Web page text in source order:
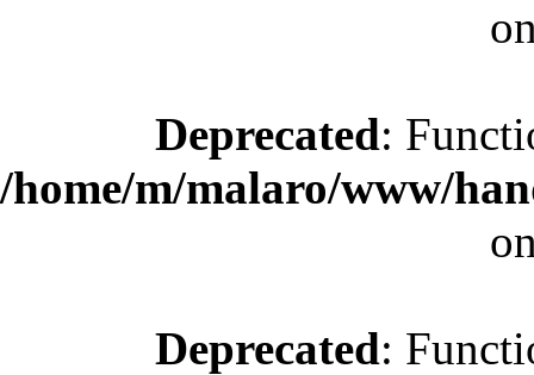
Deprecated:
/home/m/malaro/www/
Deprecated: